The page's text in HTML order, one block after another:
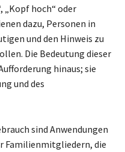
„Kopf hoch“ oder
dazu, Personen in
und den Hinweis zu
Die Bedeutung dieser
hinaus; sie
und des
sind Anwendungen
Familienmitgliedern, die